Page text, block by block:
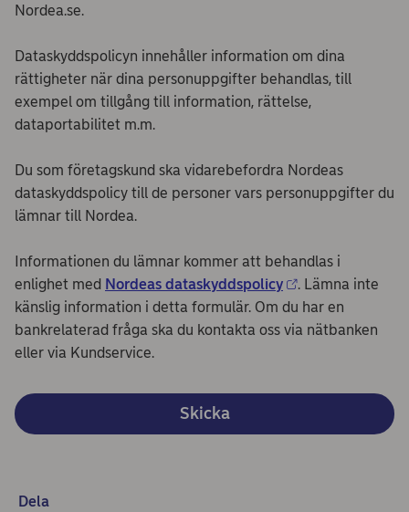
Nordea.se.
Dataskyddspolicyn innehåller information om dina
rättigheter när dina personuppgifter behandlas, till
exempel om tillgång till information, rättelse,
dataportabilitet m.m.
Du som företagskund ska vidarebefordra Nordeas
dataskyddspolicy till de personer vars personuppgifter du
lämnar till Nordea.
Informationen du lämnar kommer att behandlas i
enlighet med Nordeas dataskyddspolicy
. Lämna inte
känslig information i detta formulär. Om du har en
bankrelaterad fråga ska du kontakta oss via nätbanken
eller via Kundservice.
Skicka
Dela